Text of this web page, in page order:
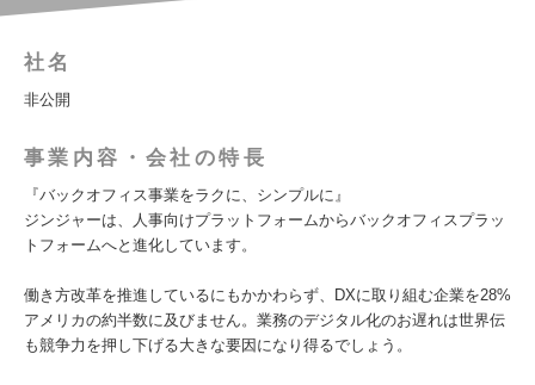
社名
非公開
事業内容・会社の特長
『バックオフィス事業をラクに、シンプルに』
ジンジャーは、人事向けプラットフォームからバックオフィスプラッ
トフォームへと進化しています。
働き方改革を推進しているにもかかわらず、DXに取り組む企業を28%
アメリカの約半数に及びません。業務のデジタル化のお遅れは世界伝
も競争力を押し下げる大きな要因になり得るでしょう。